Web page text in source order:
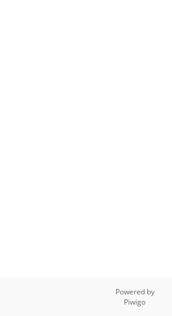
Powered by
Piwigo